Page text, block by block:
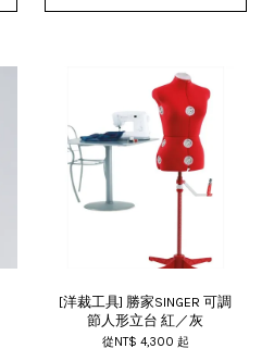
[洋裁工具] 勝家SINGER 可調
節人形立台 紅／灰
從 NT$ 4,300 起